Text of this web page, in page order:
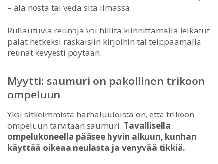
– älä nosta tai vedä sitä ilmassa.
Rullautuvia reunoja voi hillitä kiinnittämällä leikatut
palat hetkeksi raskaisiin kirjoihin tai teippaamalla
reunat kevyesti pöytään.
Myytti: saumuri on pakollinen trikoon
ompeluun
Yksi sitkeimmistä harhaluuloista on, että trikoon
ompeluun tarvitaan saumuri. Tavallisella
ompelukoneella pääsee hyvin alkuun, kunhan
käyttää oikeaa neulasta ja venyvää tikkiä.